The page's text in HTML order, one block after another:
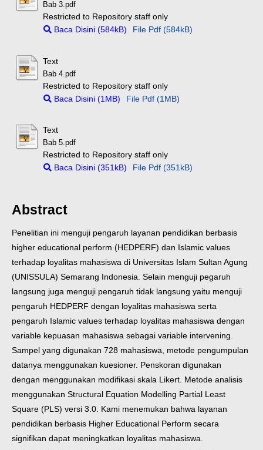
Bab 3.pdf
Restricted to Repository staff only
Baca Disini (584kB)
File Pdf (584kB)
Text
Bab 4.pdf
Restricted to Repository staff only
Baca Disini (1MB)
File Pdf (1MB)
Text
Bab 5.pdf
Restricted to Repository staff only
Baca Disini (351kB)
File Pdf (351kB)
Abstract
Penelitian ini menguji pengaruh layanan pendidikan berbasis
higher educational perform (HEDPERF) dan Islamic values
terhadap loyalitas mahasiswa di Universitas Islam Sultan Agung
(UNISSULA) Semarang Indonesia. Selain menguji pegaruh
langsung juga menguji pengaruh tidak langsung yaitu menguji
pengaruh HEDPERF dengan loyalitas mahasiswa serta
pengaruh Islamic values terhadap loyalitas mahasiswa dengan
variable kepuasan mahasiswa sebagai variable intervening.
Sampel yang digunakan 728 mahasiswa, metode pengumpulan
datanya menggunakan kuesioner. Penskoran digunakan
dengan menggunakan modifikasi skala Likert. Metode analisis
menggunakan Structural Equation Modelling Partial Least
Square (PLS) versi 3.0. Kami menemukan bahwa layanan
pendidikan berbasis Higher Educational Perform secara
signifikan dapat meningkatkan loyalitas mahasiswa.